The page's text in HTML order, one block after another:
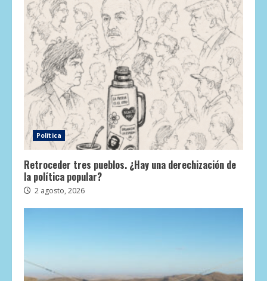
Política
Retroceder tres pueblos. ¿Hay una derechización de
la política popular?
2 agosto, 2026